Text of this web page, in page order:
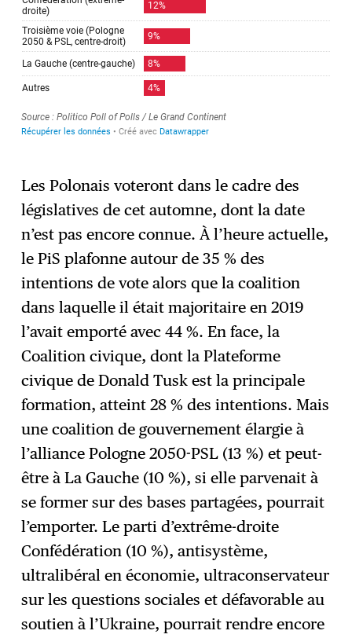
Les Polonais voteront dans le cadre des
législatives de cet automne, dont la date
n’est pas encore connue. À l’heure actuelle,
le PiS plafonne autour de 35 % des
intentions de vote alors que la coalition
dans laquelle il était majoritaire en 2019
l’avait emporté avec 44 %. En face, la
Coalition civique, dont la Plateforme
civique de Donald Tusk est la principale
formation, atteint 28 % des intentions. Mais
une coalition de gouvernement élargie à
l’alliance Pologne 2050-PSL (13 %) et peut-
être à La Gauche (10 %), si elle parvenait à
se former sur des bases partagées, pourrait
l’emporter. Le parti d’extrême-droite
Confédération (10 %), antisystème,
ultralibéral en économie, ultraconservateur
sur les questions sociales et défavorable au
soutien à l’Ukraine, pourrait rendre encore